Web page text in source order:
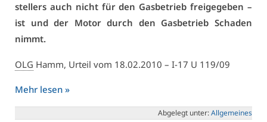
stel­lers auch nicht für den Gas­be­trieb frei­ge­ge­ben –
ist und der Mo­tor durch den Gas­be­trieb Scha­den
nimmt.
OLG Hamm, Ur­teil vom 18.02.2010 – I-17 U 119/09
Mehr le­sen »
Ab­ge­legt un­ter:All­ge­mei­nes